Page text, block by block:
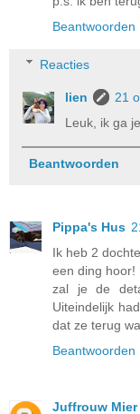
Beantwoorden
Reacties
lien
21
Leuk, ik ga
Beantwoorden
Pippa's Hus
Ik heb 2
een ding hoor!
zal je de
Uiteindelijk
dat ze terug
Beantwoorden
Juffrouw Mier